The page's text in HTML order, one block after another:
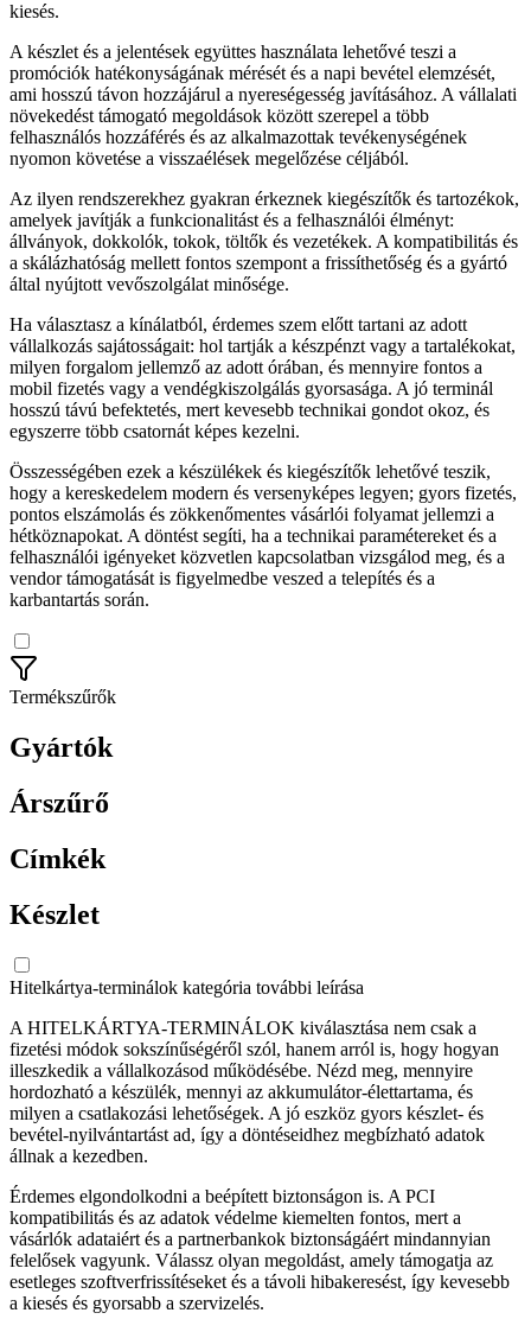
kiesés.
A készlet és a jelentések együttes használata lehetővé teszi a
promóciók hatékonyságának mérését és a napi bevétel elemzését,
ami hosszú távon hozzájárul a nyereségesség javításához. A vállalati
növekedést támogató megoldások között szerepel a több
felhasználós hozzáférés és az alkalmazottak tevékenységének
nyomon követése a visszaélések megelőzése céljából.
Az ilyen rendszerekhez gyakran érkeznek kiegészítők és tartozékok,
amelyek javítják a funkcionalitást és a felhasználói élményt:
állványok, dokkolók, tokok, töltők és vezetékek. A kompatibilitás és
a skálázhatóság mellett fontos szempont a frissíthetőség és a gyártó
által nyújtott vevőszolgálat minősége.
Ha választasz a kínálatból, érdemes szem előtt tartani az adott
vállalkozás sajátosságait: hol tartják a készpénzt vagy a tartalékokat,
milyen forgalom jellemző az adott órában, és mennyire fontos a
mobil fizetés vagy a vendégkiszolgálás gyorsasága. A jó terminál
hosszú távú befektetés, mert kevesebb technikai gondot okoz, és
egyszerre több csatornát képes kezelni.
Összességében ezek a készülékek és kiegészítők lehetővé teszik,
hogy a kereskedelem modern és versenyképes legyen; gyors fizetés,
pontos elszámolás és zökkenőmentes vásárlói folyamat jellemzi a
hétköznapokat. A döntést segíti, ha a technikai paramétereket és a
felhasználói igényeket közvetlen kapcsolatban vizsgálod meg, és a
vendor támogatását is figyelmedbe veszed a telepítés és a
karbantartás során.
Termékszűrők
Gyártók
Árszűrő
Címkék
Készlet
Hitelkártya-terminálok kategória további leírása
A HITELKÁRTYA-TERMINÁLOK kiválasztása nem csak a
fizetési módok sokszínűségéről szól, hanem arról is, hogy hogyan
illeszkedik a vállalkozásod működésébe. Nézd meg, mennyire
hordozható a készülék, mennyi az akkumulátor-élettartama, és
milyen a csatlakozási lehetőségek. A jó eszköz gyors készlet- és
bevétel-nyilvántartást ad, így a döntéseidhez megbízható adatok
állnak a kezedben.
Érdemes elgondolkodni a beépített biztonságon is. A PCI
kompatibilitás és az adatok védelme kiemelten fontos, mert a
vásárlók adataiért és a partnerbankok biztonságáért mindannyian
felelősek vagyunk. Válassz olyan megoldást, amely támogatja az
esetleges szoftverfrissítéseket és a távoli hibakeresést, így kevesebb
a kiesés és gyorsabb a szervizelés.